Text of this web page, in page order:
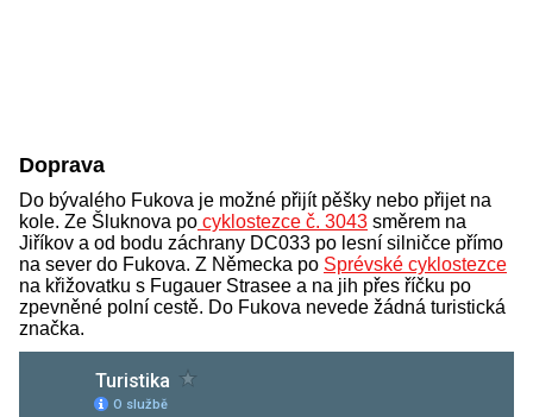
Doprava
Do bývalého Fukova je možné přijít pěšky nebo přijet na
kole. Ze Šluknova po cyklostezce č. 3043 směrem na
Jiříkov a od bodu záchrany DC033 po lesní silničce přímo
na sever do Fukova. Z Německa po Sprévské cyklostezce
na křižovatku s Fugauer Strasee a na jih přes říčku po
zpevněné polní cestě. Do Fukova nevede žádná turistická
značka.